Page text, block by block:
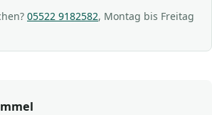
05522 9182582, Montag bis Freitag